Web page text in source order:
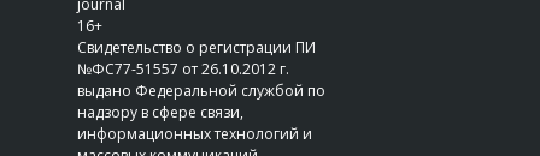
journal
16+
Свидетельство о регистрации ПИ
№ФС77-51557 от 26.10.2012 г.
выдано Федеральной службой по
надзору в сфере связи,
информационных технологий и